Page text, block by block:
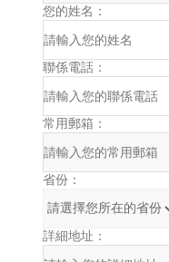
您的姓名：
聯係電話：
常用郵箱：
省份：
詳細地址：